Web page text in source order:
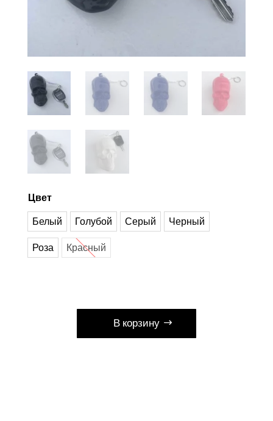
Цвет
Белый
Голубой Серый
Черный
Роза
Красный
В корзину